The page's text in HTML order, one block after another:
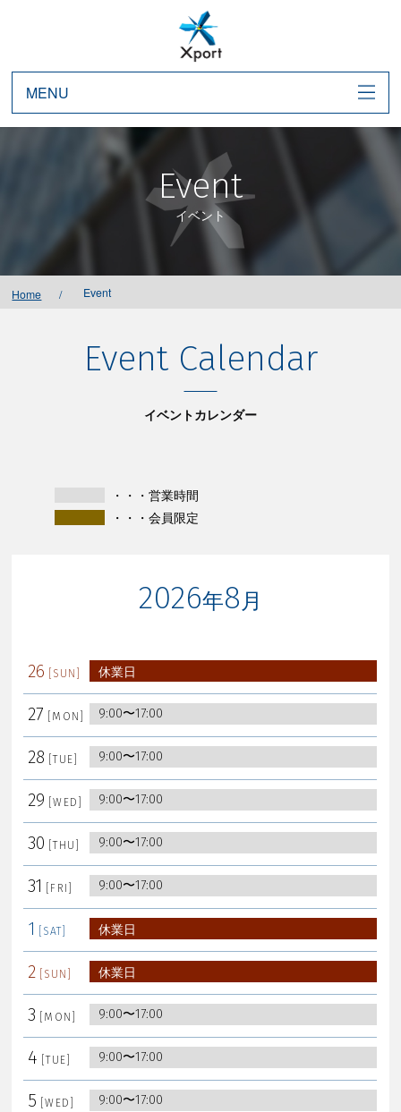
MENU
Event
イベント
Home Event
Event Calendar
イベントカレンダー
・・・営業時間
・・・会員限定
2026年8 月
26 休業日
27 9:00〜17:00
28 9:00〜17:00
29 9:00〜17:00
30 9:00〜17:00
31 9:00〜17:00
1 休業日
2 休業日
3 9:00〜17:00
4 9:00〜17:00
5 9:00〜17:00